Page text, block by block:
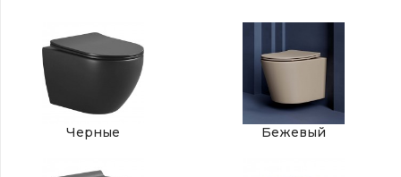
Черные Бежевый